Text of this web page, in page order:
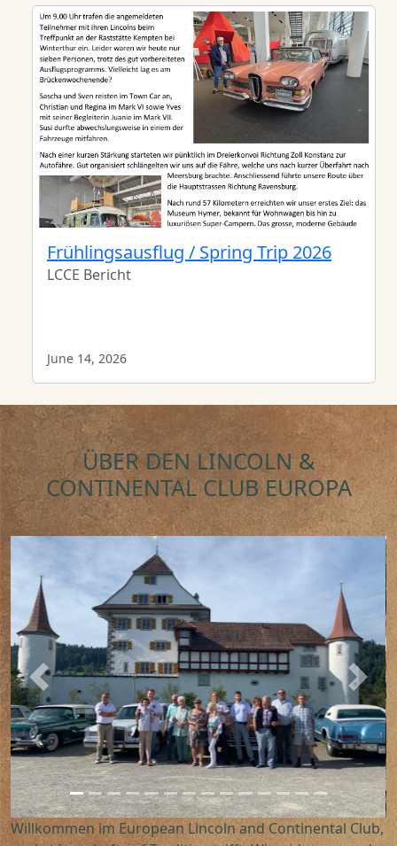
Frühlingsausflug / Spring Trip 2026
LCCE Bericht
June 14, 2026
ÜBER DEN LINCOLN &
CONTINENTAL CLUB EUROPA
Previous Next
Willkommen im European Lincoln and Continental Club,